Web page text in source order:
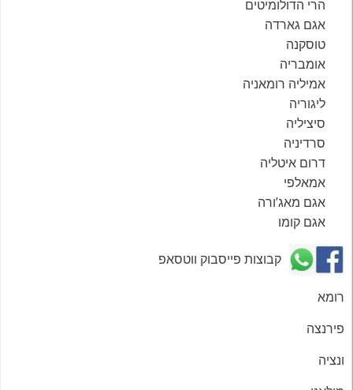
הרי הדולומיטים
אגם גארדה
טוסקנה
אומבריה
אמיליה רומאניה
ליגוריה
סיציליה
סרדיניה
דרום איטליה
אמאלפי
אגם מאג’ורה
אגם קומו
קבוצות פייסבוק ווטסאפ
רומא
פירנצה
ונציה